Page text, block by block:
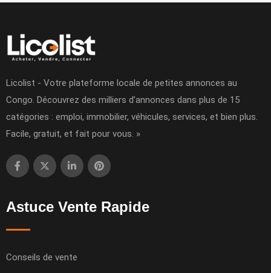
Licolist - Votre plateforme locale de petites annonces au
Congo. Découvrez des milliers d’annonces dans plus de 15
catégories : emploi, immobilier, véhicules, services, et bien plus.
Facile, gratuit, et fait pour vous. »
Astuce Vente Rapide
Conseils de vente